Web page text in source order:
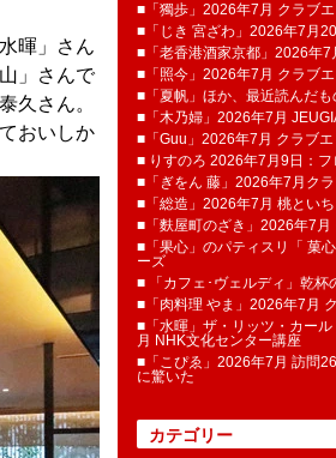
暉」さん
」さんで
久さん。
おいしか
■「獨歩」2026年7月 クラブ
■「じき 宮ざわ」2026年7月
■「老香港酒家京都」2026年7
■「照今」2026年7月 クラブ
■「夏帆」ほか、最近読んだも
■「木乃婦」2026年7月
■「Guu」2026年7月 クラブエ
■ りすのろ 2026年7月9日：フ
■「ぎをん 藤」2026年7月ク
■「総造」2026年7月 桃といち
■「麩屋町のざき」2026年7月
■「果心」のパティスリ「 菓​
ーズ
■ 「カフェ･ヴェルディ」乾杯
■「肉料理 やま」2026年7月
■「水暉」ザ・リッツ・カー
月 NHK文化センター講座
■「こぴゑ」2026年7月 訪問
に驚いた
カテゴリー